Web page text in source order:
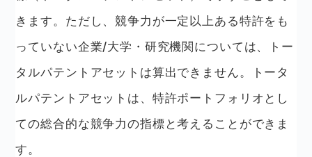
きます。ただし、競争力が一定以上ある特許をも
っていない企業/大学・研究機関については、トー
タルパテントアセットは算出できません。トータ
ルパテントアセットは、特許ポートフォリオとし
ての総合的な競争力の指標と考えることができま
す。